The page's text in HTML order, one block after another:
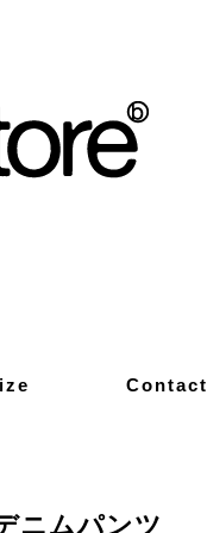
Contact
ニムパンツ